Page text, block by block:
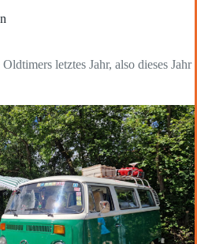
letztes Jahr, also dieses Jahr